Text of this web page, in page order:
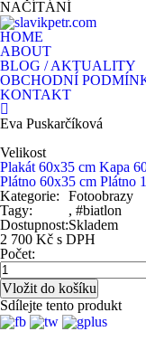
NAČÍTÁNÍ
HOME
ABOUT
BLOG / AKTUALITY
OBCHODNÍ
KONTAKT
Eva Puskarčíková
Velikost
Plakát 60x35 cm Kapa
Plátno 60x35 cm Plátno
Kategorie:
Fotoobrazy
Tagy:
, #biatlon
Dostupnost:Skladem
2 700 Kč s DPH
Počet:
Sdílejte tento produkt